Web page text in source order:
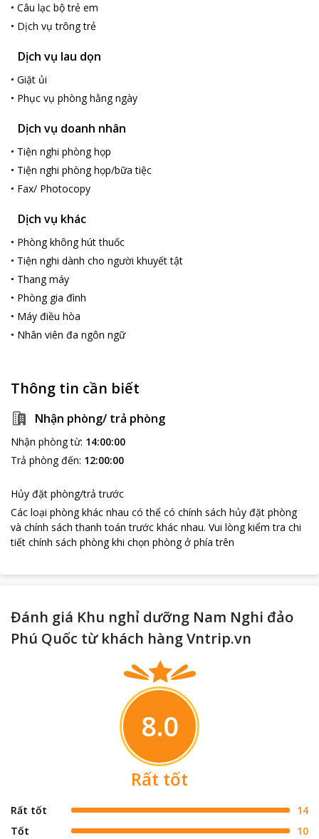
• Câu lạc bộ trẻ em
• Dịch vụ trông trẻ
Dịch vụ lau dọn
• Giặt ủi
• Phục vụ phòng hằng ngày
Dịch vụ doanh nhân
• Tiện nghi phòng họp
• Tiện nghi phòng họp/bữa tiệc
• Fax/ Photocopy
Dịch vụ khác
• Phòng không hút thuốc
• Tiện nghi dành cho người khuyết tật
• Thang máy
• Phòng gia đình
• Máy điều hòa
• Nhân viên đa ngôn ngữ
Thông tin cần biết
Nhận phòng/ trả phòng
Nhận phòng từ: 14:00:00
Trả phòng đến: 12:00:00
Hủy đặt phòng/trả trước
Các loại phòng khác nhau có thể có chính sách hủy đặt phòng
và chính sách thanh toán trước khác nhau. Vui lòng kiểm tra chi
tiết chính sách phòng khi chọn phòng ở phía trên
Đánh giá Khu nghỉ dưỡng Nam Nghi đảo
Phú Quốc từ khách hàng Vntrip.vn
8.0
Rất tốt
Rất tốt
14
Tốt
10